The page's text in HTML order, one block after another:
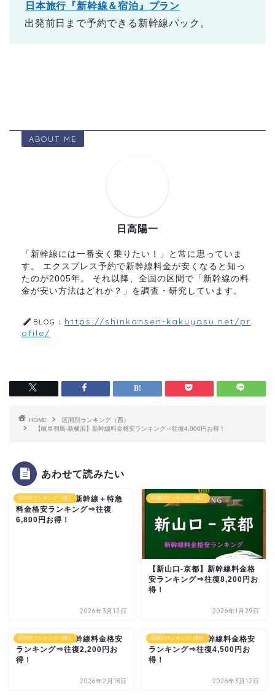
日本旅行『新幹線＆宿泊』プラン
出発前日まで予約できる新幹線パック。
ABOUT ME
日高陽一
「新幹線には一番安く乗りたい！」と常に思っていま
す。 エクスプレス予約で新幹線料金が安くなると知っ
たのが2005年。 それ以降、全国の区間で「新幹線の料
金が安い方法はどれか？」を調査・研究しています。
BLOG： https://shinkansen-kakuyasu.net/pr
ofile/
HOME
区間別ランキング（西）
【岐阜羽島-新横浜】新幹線料金格安ランキング⇒往復4,000円お得！
あわせて読みたい
区間別ランキング（西）
【新高岡-京都】新幹線＋特急
料金格安ランキング⇒往復
6,800円お得！
2026年3月12日
区間別ランキング（西）
【新山口-京都】新幹線料金格
安ランキング⇒往復8,200円お
得！
2026年1月29日
区間別ランキング（西）
【米原-浜松】新幹線料金格安
ランキング⇒往復2,200円お
得！
2026年2月18日
区間別ランキング（西）
【福山-広島】新幹線料金格安
ランキング⇒往復4,500円お
得！
2026年3月12日